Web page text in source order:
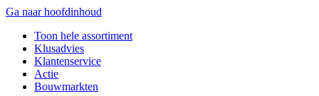
Ga naar hoofdinhoud
Toon hele assortiment
Klusadvies
Klantenservice
Actie
Bouwmarkten